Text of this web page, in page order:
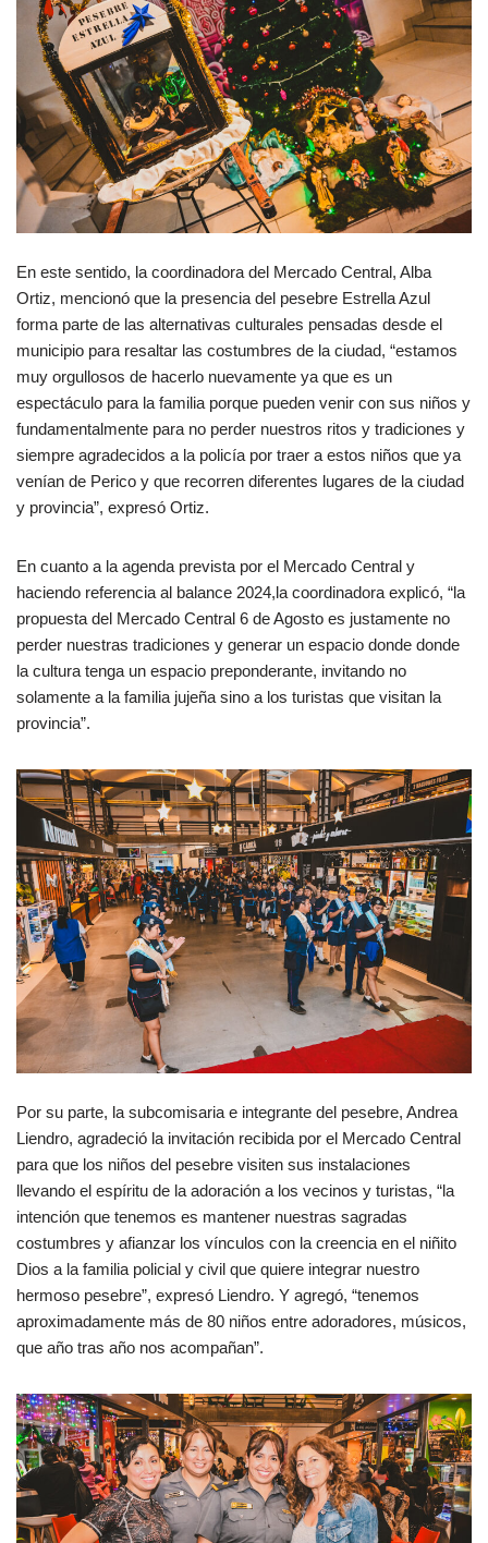
En este sentido, la coordinadora del Mercado Central, Alba
Ortiz, mencionó que la presencia del pesebre Estrella Azul
forma parte de las alternativas culturales pensadas desde el
municipio para resaltar las costumbres de la ciudad, “estamos
muy orgullosos de hacerlo nuevamente ya que es un
espectáculo para la familia porque pueden venir con sus niños y
fundamentalmente para no perder nuestros ritos y tradiciones y
siempre agradecidos a la policía por traer a estos niños que ya
venían de Perico y que recorren diferentes lugares de la ciudad
y provincia”, expresó Ortiz.
En cuanto a la agenda prevista por el Mercado Central y
haciendo referencia al balance 2024,la coordinadora explicó, “la
propuesta del Mercado Central 6 de Agosto es justamente no
perder nuestras tradiciones y generar un espacio donde donde
la cultura tenga un espacio preponderante, invitando no
solamente a la familia jujeña sino a los turistas que visitan la
provincia”.
Por su parte, la subcomisaria e integrante del pesebre, Andrea
Liendro, agradeció la invitación recibida por el Mercado Central
para que los niños del pesebre visiten sus instalaciones
llevando el espíritu de la adoración a los vecinos y turistas, “la
intención que tenemos es mantener nuestras sagradas
costumbres y afianzar los vínculos con la creencia en el niñito
Dios a la familia policial y civil que quiere integrar nuestro
hermoso pesebre”, expresó Liendro. Y agregó, “tenemos
aproximadamente más de 80 niños entre adoradores, músicos,
que año tras año nos acompañan”.